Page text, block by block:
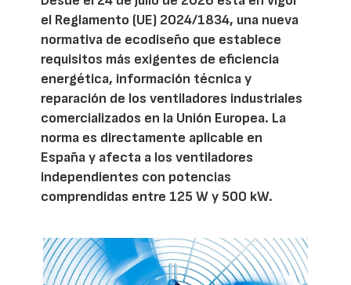
el Reglamento (UE) 2024/1834, una nueva
normativa de ecodiseño que establece
requisitos más exigentes de eficiencia
energética, información técnica y
reparación de los ventiladores industriales
comercializados en la Unión Europea. La
norma es directamente aplicable en
España y afecta a los ventiladores
independientes con potencias
comprendidas entre 125 W y 500 kW.